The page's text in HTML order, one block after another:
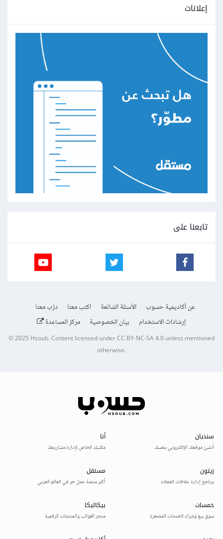
إعلانات
تابعنا على
عن أكاديمية حسوب الأسئلة الشائعة اكتب معنا
درّب معنا
إرشادات الاستخدام
بيان الخصوصية مركز المساعدة
© 2025Hsoub.Content licensed underCC BY-NC-SA 4.0unless mentioned
otherwise.